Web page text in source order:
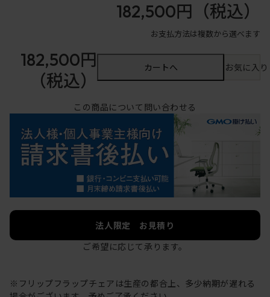
182,500円 （税込）
お支払方法は複数から選べます
182,500円
（税込）
カートへ お気に入
この商品について問い合わせる
法人限定 お見積り
ご希望に応じて承ります。
※フリップフラップチェアは生産の都合上、多少納期が遅れる